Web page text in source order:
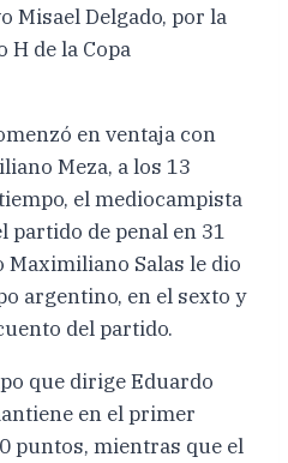
Misael Delgado, por la
H de la Copa
en ventaja con
Meza, a los 13
el mediocampista
partido de penal en 31
Salas le dio
argentino, en el sexto y
del partido.
que dirige Eduardo
en el primer
puntos, mientras que el